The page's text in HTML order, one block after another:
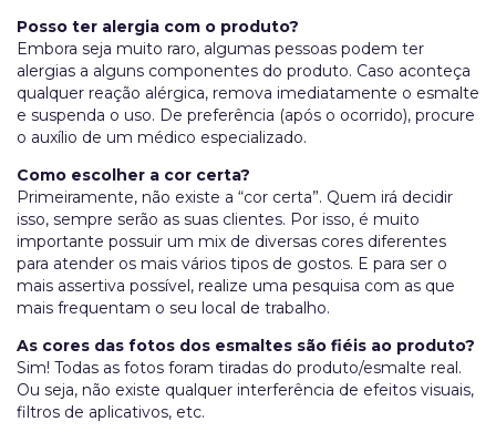
Posso ter alergia com o produto?
Embora seja muito raro, algumas pessoas podem ter
alergias a alguns componentes do produto. Caso aconteça
qualquer reação alérgica, remova imediatamente o esmalte
e suspenda o uso. De preferência (após o ocorrido), procure
o auxílio de um médico especializado.
Como escolher a cor certa?
Primeiramente, não existe a “cor certa”. Quem irá decidir
isso, sempre serão as suas clientes. Por isso, é muito
importante possuir um mix de diversas cores diferentes
para atender os mais vários tipos de gostos. E para ser o
mais assertiva possível, realize uma pesquisa com as que
mais frequentam o seu local de trabalho.
As cores das fotos dos esmaltes são fiéis ao produto?
Sim! Todas as fotos foram tiradas do produto/esmalte real.
Ou seja, não existe qualquer interferência de efeitos visuais,
filtros de aplicativos, etc.